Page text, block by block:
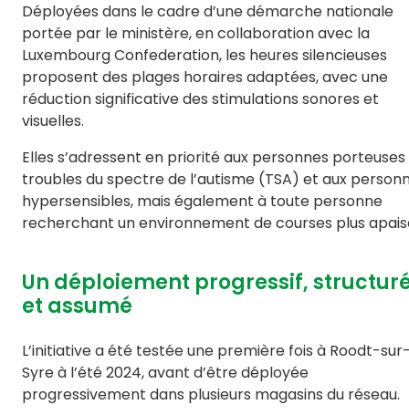
Déployées dans le cadre d’une démarche nationale
portée par le ministère, en collaboration avec la
Luxembourg Confederation, les heures silencieuses
proposent des plages horaires adaptées, avec une
réduction significative des stimulations sonores et
visuelles.
Elles s’adressent en priorité aux personnes
troubles du spectre de l’autisme (TSA) et aux
hypersensibles, mais également à toute personne
recherchant un environnement de courses plus
Un déploiement progressif,
et assumé
L’initiative a été testée une première fois à Roodt-
Syre à l’été 2024, avant d’être déployée
progressivement dans plusieurs magasins du réseau.